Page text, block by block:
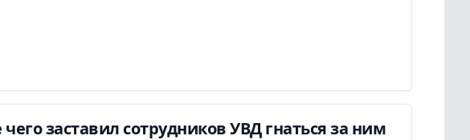
заставил сотрудников УВД гнаться за ним